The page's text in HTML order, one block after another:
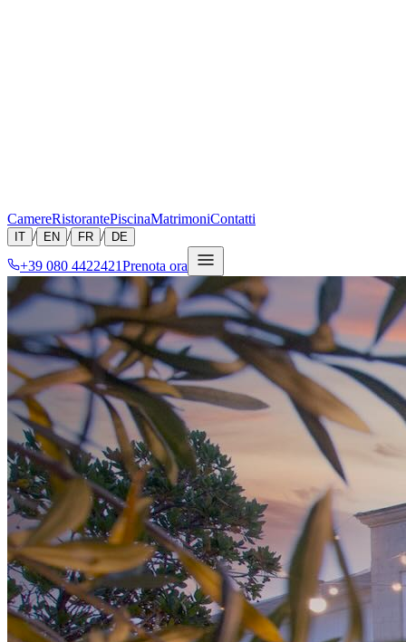
CamereRistorantePiscinaMatrimoniContatti
IT / EN / FR / DE
+39 080 4422421Prenota ora